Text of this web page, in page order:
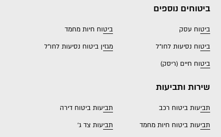
ביטוחים נוספים
ביטוח עסק
ביטוח חיות מחמד
ביטוח נסיעות לחו"ל
מגזין ביטוח נסיעות לחו"ל
ביטוח חיים (ריסק)
שירות ותביעות
תביעות ביטוח רכב
תביעות ביטוח דירה
תביעות ביטוח חיות מחמד
תביעות צד ג'